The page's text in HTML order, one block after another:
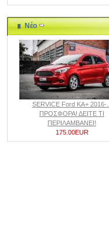
Νέο
SERVICE Ford KA+ 2016-...
ΠΡΟΣΦΟΡΑ! ΔΕΙΤΕ ΤΙ
ΠΕΡΙΛΑΜΒΑΝΕΙ!
175.00EUR